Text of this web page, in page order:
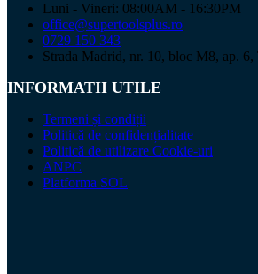
Luni - Vineri: 08:00AM - 16:30PM
office@supertoolsplus.ro
0729 150 343
Strada Madrid, nr. 10, bloc M8, ap.
INFORMATII UTILE
Termeni și condiții
Politică de confidențialitate
Politică de utilizare Cookie-uri
ANPC
Platforma SOL